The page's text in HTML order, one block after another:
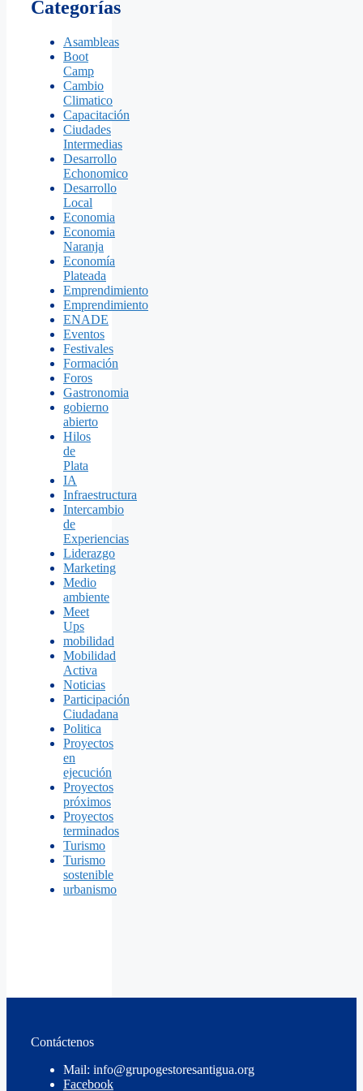
Categorías
Asambleas
Boot
Camp
Cambio
Climatico
Capacitación
Ciudades
Intermedias
Desarrollo
Echonomico
Desarrollo
Local
Economia
Economia
Naranja
Economía
Plateada
Emprendimiento
Emprendimiento
ENADE
Eventos
Festivales
Formación
Foros
Gastronomia
gobierno
abierto
Hilos
de
Plata
IA
Infraestructura
Intercambio
de
Experiencias
Liderazgo
Marketing
Medio
ambiente
Meet
Ups
mobilidad
Mobilidad
Activa
Noticias
Participación
Ciudadana
Politica
Proyectos
en
ejecución
Proyectos
próximos
Proyectos
terminados
Turismo
Turismo
sostenible
urbanismo
Contáctenos
Mail: info@grupogestoresantigua.org
Facebook